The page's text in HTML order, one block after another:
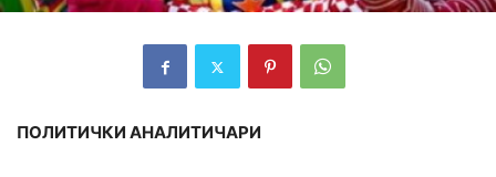
ПОЛИТИЧКИ АНАЛИТИЧАРИ